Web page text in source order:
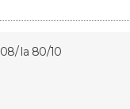
la 80/10